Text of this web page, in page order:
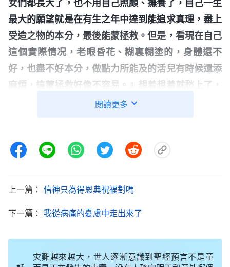
女們都長大了，也不用自己照顧、撫養了，自己一生
最大的願望就是在有生之年中達到能追求真理，盡上
受造之物的本分，最後能蒙拯救。但是，看現在自己
這個實際情况，老眼昏花、糊裏糊塗的，身體還不
好，也盡不好本分，做點力所能及的活兒有時候還添
麻煩，這蒙拯救好像不容易。』想着想着就愁上了，
『好像什麽好事都是與年輕人有關係，與年老的人没
心起來了。哭吧，還不值得哭，不哭吧，總是有那麽
年老的人還想全時間為神花費盡本分，但身體還有
也跟不上，就愁上了。看着年輕人能吃能喝、能跑能
閲讀更多
上一篇： 信神只為得恩典祝福對嗎
下一篇： 我從病痛的憂慮中走出來了
灾難越來越大，世人逐漸意識到聖經預言不是童